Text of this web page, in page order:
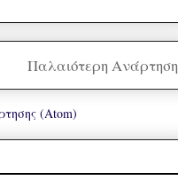
Παλαιότερη Ανάρτηση
(Atom)